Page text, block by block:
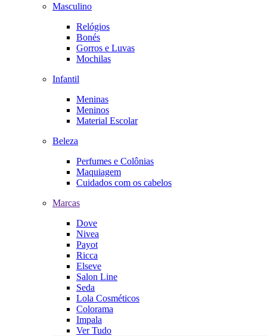
Masculino
Relógios
Bonés
Gorros e Luvas
Mochilas
Infantil
Meninas
Meninos
Material Escolar
Beleza
Perfumes e Colônias
Maquiagem
Cuidados com os cabelos
Marcas
Dove
Nivea
Payot
Ricca
Elseve
Salon Line
Seda
Lola Cosméticos
Colorama
Impala
Ver Tudo